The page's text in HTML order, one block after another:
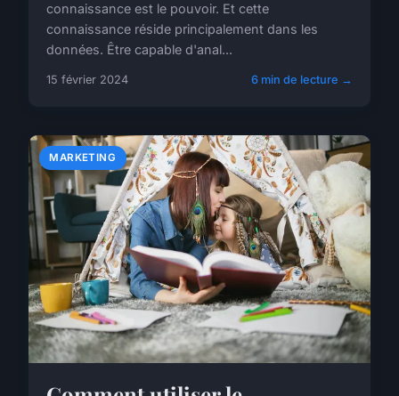
connaissance est le pouvoir. Et cette
connaissance réside principalement dans les
données. Être capable d'anal...
15 février 2024 6 min de lecture →
MARKETING